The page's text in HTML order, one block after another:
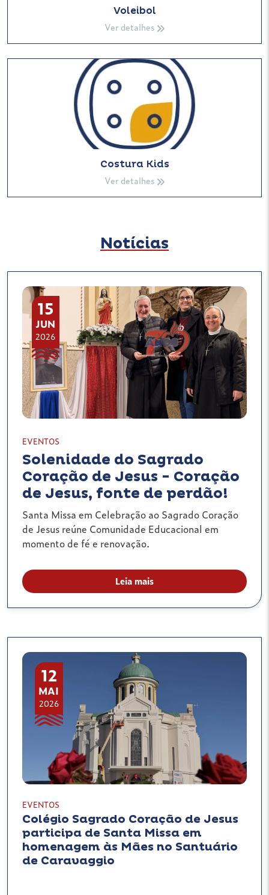
Voleibol
Ver detalhes
Costura Kids
Ver detalhes
Notícias
15
JUN
2026
EVENTOS
Solenidade do Sagrado
Coração de Jesus - Coração
de Jesus, fonte de perdão!
Santa Missa em Celebração ao Sagrado Coração
de Jesus reúne Comunidade Educacional em
momento de fé e renovação.
Leia mais
12
MAI
2026
EVENTOS
Colégio Sagrado Coração de Jesus
participa de Santa Missa em
homenagem às Mães no Santuário
de Caravaggio